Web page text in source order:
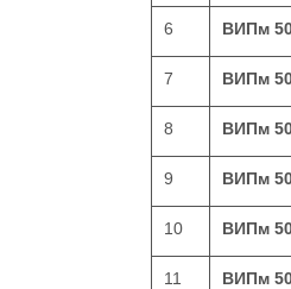
6 ВИПм
7 ВИПм
8 ВИПм
9 ВИПм
10 ВИПм
11 ВИПм